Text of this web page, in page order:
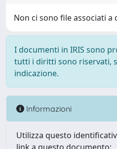
Non ci sono file associati
I documenti in IRIS sono
tutti i diritti sono riservati,
indicazione.
Informazioni
Utilizza questo